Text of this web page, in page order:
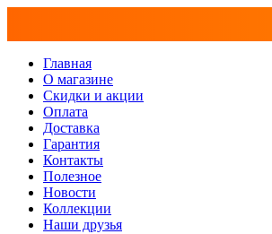
Главная
О магазине
Скидки и акции
Оплата
Доставка
Гарантия
Контакты
Полезное
Новости
Коллекции
Наши друзья